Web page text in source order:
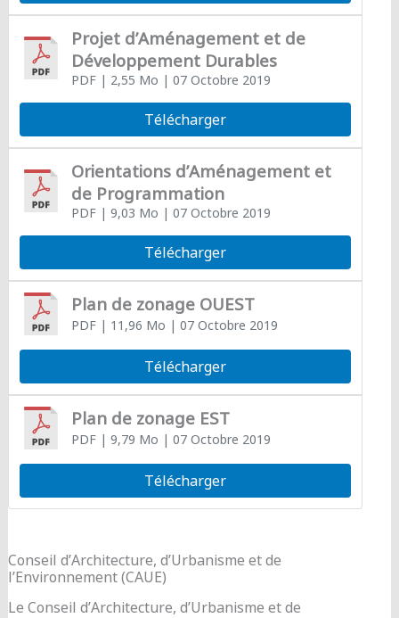
Projet d’Aménagement et de
Développement Durables
PDF| 2,55 Mo | 07 Octobre 2019
Télécharger
Orientations d’Aménagement et
de Programmation
PDF| 9,03 Mo | 07 Octobre 2019
Télécharger
Plan de zonage OUEST
PDF| 11,96 Mo | 07 Octobre 2019
Télécharger
Plan de zonage EST
PDF| 9,79 Mo | 07 Octobre 2019
Télécharger
Conseil d’Architecture, d’Urbanisme et de
l’Environnement (CAUE)
Le Conseil d’Architecture, d’Urbanisme et de